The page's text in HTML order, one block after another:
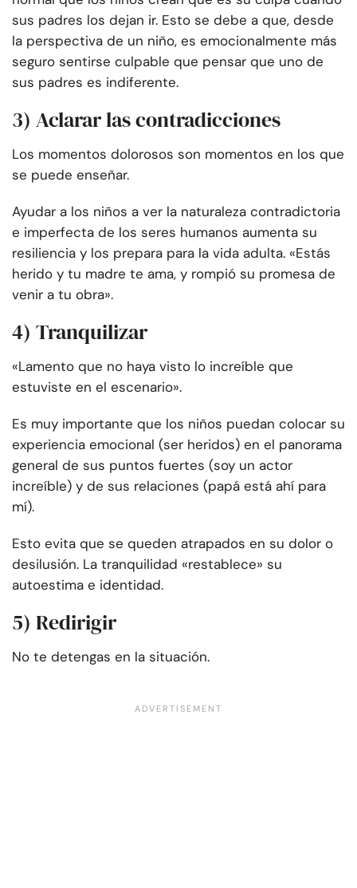
sus padres los dejan ir. Esto se debe a que, desde
la perspectiva de un niño, es emocionalmente más
seguro sentirse culpable que pensar que uno de
sus padres es indiferente.
3) Aclarar las contradicciones
Los momentos dolorosos son momentos en los que
se puede enseñar.
Ayudar a los niños a ver la naturaleza contradictoria
e imperfecta de los seres humanos aumenta su
resiliencia y los prepara para la vida adulta. «Estás
herido y tu madre te ama, y rompió su promesa de
venir a tu obra».
4) Tranquilizar
«Lamento que no haya visto lo increíble que
estuviste en el escenario».
Es muy importante que los niños puedan colocar su
experiencia emocional (ser heridos) en el panorama
general de sus puntos fuertes (soy un actor
increíble) y de sus relaciones (papá está ahí para
mí).
Esto evita que se queden atrapados en su dolor o
desilusión. La tranquilidad «restablece» su
autoestima e identidad.
5) Redirigir
No te detengas en la situación.